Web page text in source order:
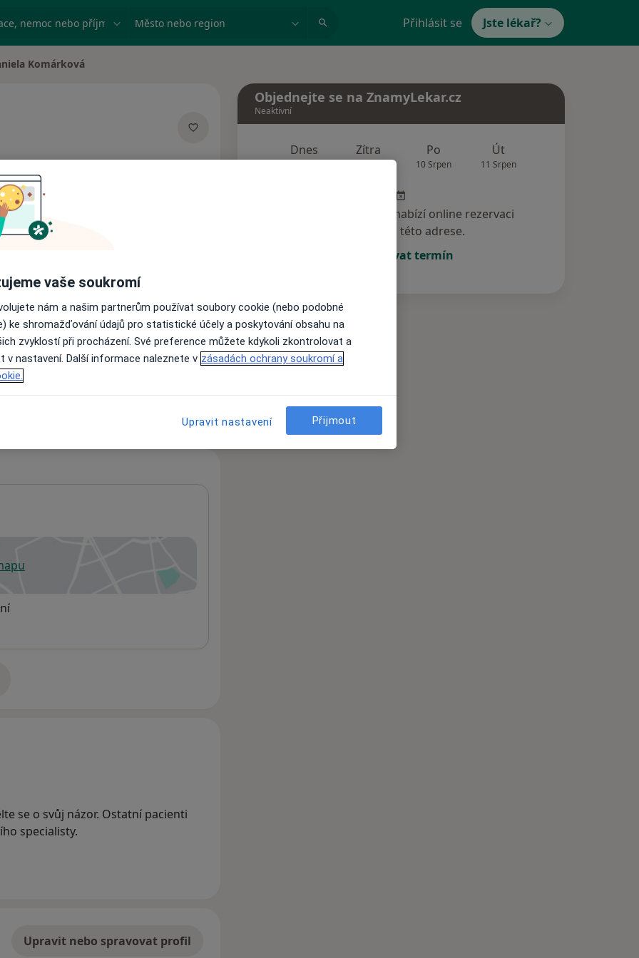
nemoc nebo příjmení Město nebo region Přihlásit se Jste lékař?
Komárková
Rezervovat termín
Názory pacientů
nejsou k dispozici
informace o svých službách.
v nové záložce
se o svůj názor. Ostatní pacienti
specialisty.
Upravit nebo spravovat profil
Objednejte se na ZnamyLekar.cz
Neaktivní
Dnes Zítra Po
10 Srpen
Út
11 Srpen
Tento specialista nenabízí online rezervaci
termínu na této adrese.
Rezervovat termín
vaše soukromí
nám a našim partnerům používat soubory cookie (nebo podobné
ke shromažďování údajů pro statistické účely a poskytování obsahu na
zvyklostí při procházení. Své preference můžete kdykoli zkontrolovat a
v nastavení. Další informace naleznete v zásadách ochrany soukromí a
Upravit nastavení Přijmout